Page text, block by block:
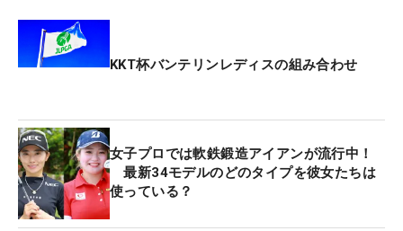
KKT杯バンテリンレディスの組み合わせ
女子プロでは軟鉄鍛造アイアンが流行中！
最新34モデルのどのタイプを彼女たちは
使っている？